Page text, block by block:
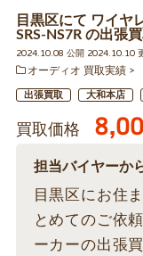
目黒区にて ワイヤ
SRS-NS7R の出張
2024.10.08 公開 2024.10.10
オーディオ 買取実績
出張買取 大和本店
買取価格
担当バイヤーか
目黒区にお住
とめてのご依
ーカーの出張